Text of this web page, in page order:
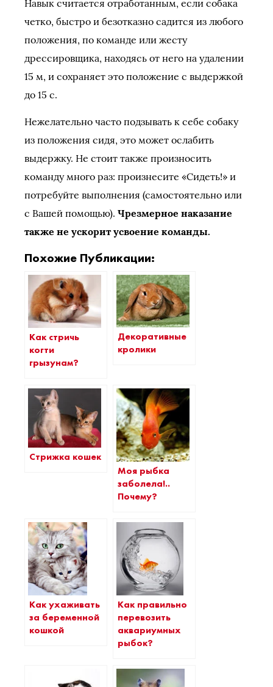
Навык считается отработанным, если собака
четко, быстро и безотказно садится из любого
положения, по команде или жесту
дрессировщика, находясь от него на удалении
15 м, и сохраняет это положение с выдержкой
до 15 с.
Нежелательно часто подзывать к себе собаку
из положения сидя, это может ослабить
выдержку. Не стоит также произносить
команду много раз: произнесите «Сидеть!» и
потребуйте выполнения (самостоятельно или
с Вашей помощью). Чрезмерное наказание
также не ускорит усвоение команды.
Похожие Публикации:
Как стричь
когти
грызунам?
Декоративные
кролики
Стрижка кошек
Моя рыбка
заболела!..
Почему?
Как ухаживать
за беременной
кошкой
Как правильно
перевозить
аквариумных
рыбок?